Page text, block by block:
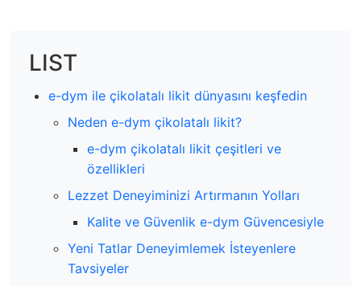
LIST
e-dym ile çikolatalı likit dünyasını keşfedin
Neden e-dym çikolatalı likit?
e-dym çikolatalı likit çeşitleri ve
özellikleri
Lezzet Deneyiminizi Artırmanın Yolları
Kalite ve Güvenlik e-dym Güvencesiyle
Yeni Tatlar Deneyimlemek İsteyenlere
Tavsiyeler